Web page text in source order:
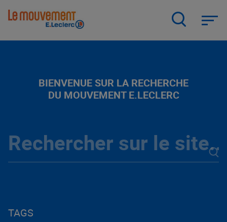
BIENVENUE SUR LA RECHERCHE
DU MOUVEMENT E.LECLERC
TAGS